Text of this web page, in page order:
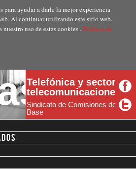
ayudar a darle la mejor experiencia
Al continuar utilizando este sitio web,
uso de estas cookies .Politica de
Telefónica y sector
telecomunicaciones
Sindicato de Comisiones de
Base